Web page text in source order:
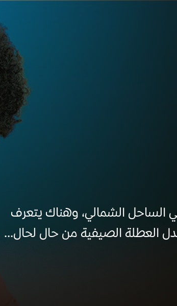
الساحل الشمالي، وهناك يتعرف
العطلة الصيفية من حال لحال...